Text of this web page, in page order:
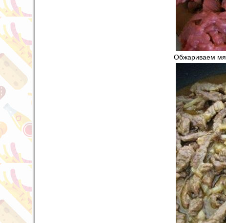
Обжариваем